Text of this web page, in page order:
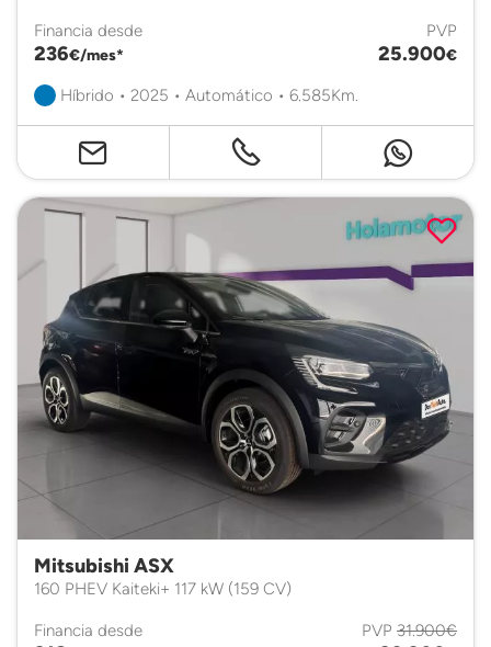
Financia desde
236€/mes*
PVP
25.900€
Híbrido • 2025 • Automático • 6.585Km.
Mitsubishi ASX
160 PHEV Kaiteki+ 117 kW (159 CV)
Financia desde
PVP 31.900€